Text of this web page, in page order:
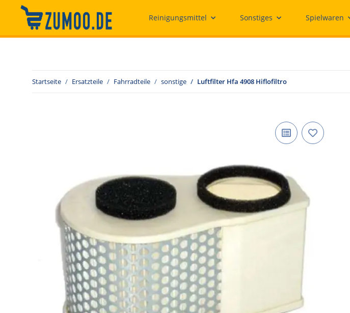
Reinigungsmittel Sonstiges Spielwaren
Startseite Ersatzteile Fahrradteile sonstige Luftfilter Hfa 4908 Hiflofiltro